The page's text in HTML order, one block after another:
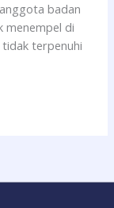
badan
menempel di
terpenuhi